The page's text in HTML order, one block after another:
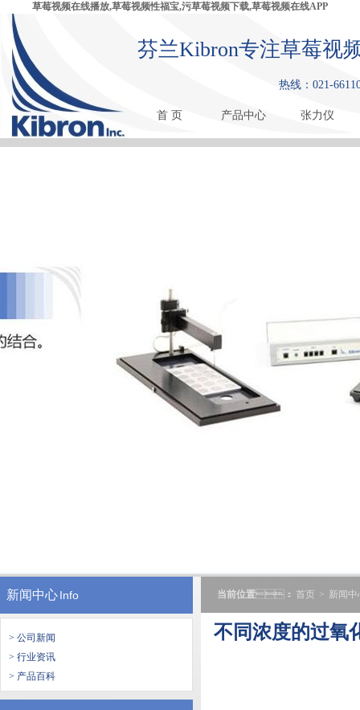
草莓视频在线播放,草莓视频性福宝,污草莓视频下载,草莓视频在线APP
芬兰Kibron专注草莓视
热线：021-
首 页 产品中心 张力仪
新闻中心Info
> 公司新闻
> 行业资讯
> 产品百科
当前位置： 首页 > 新闻中
不同浓度的过氧化